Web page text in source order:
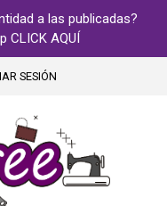
a las publicadas?
CLICK AQUÍ
SESIÓN